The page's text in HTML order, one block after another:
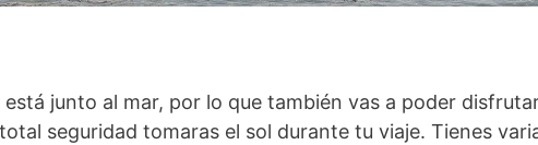
junto al mar, por lo que también vas a poder
seguridad tomaras el sol durante tu viaje. Tienes